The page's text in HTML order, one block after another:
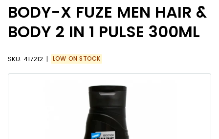
BODY-X FUZE MEN HAIR &
BODY 2 IN 1 PULSE 300ML
SKU: 417212 LOW ON STOCK